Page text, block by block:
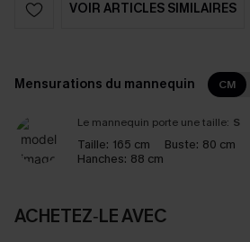
VOIR ARTICLES SIMILAIRES
Mensurations du mannequin CM
Le mannequin porte une taille: S
Taille: 165 cm Buste: 80 cm
Hanches: 88 cm
ACHETEZ‑LE AVEC